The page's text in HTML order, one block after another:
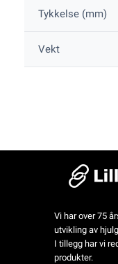
Tykkelse (mm)
Vekt
Vi har over 75
utvikling av
I tillegg har vi
produkter.